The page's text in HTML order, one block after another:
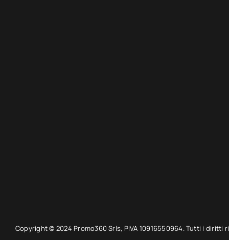
Copyright © 2024 Promo360 Srls, PIVA 10916550964. Tutti i diritti